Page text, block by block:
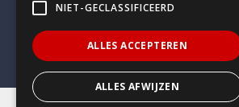
NIET-GECLASSIFICEERD
ALLES ACCEPTEREN
ALLES AFWIJZEN